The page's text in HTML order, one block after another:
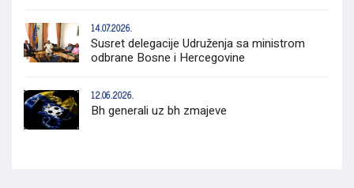
14.07.2026.
Susret delegacije Udruženja sa ministrom
odbrane Bosne i Hercegovine
12.06.2026.
Bh generali uz bh zmajeve